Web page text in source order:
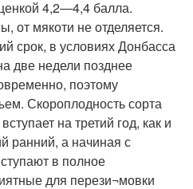
4,2—4,4 балла.
от мякоти не отделяется.
срок, в условиях Донбасса
две недели позднее
поэтому
Скороплодность сорта
на третий год, как и
ранний, а начиная с
в полное
для перези¬мовки